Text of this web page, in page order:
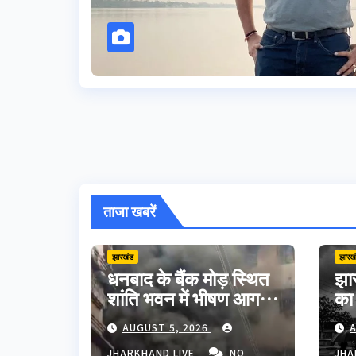
ताजा खबरें
झारखंड
धनबाद के बैंक मोड़ स्थित
शांति भवन में भीषण आग,
शॉर्ट सर्किट से मची अफरा-
तफरी; बड़ा हादसा टला
AUGUST 5, 2026
JHARKHAND LIVE
NO